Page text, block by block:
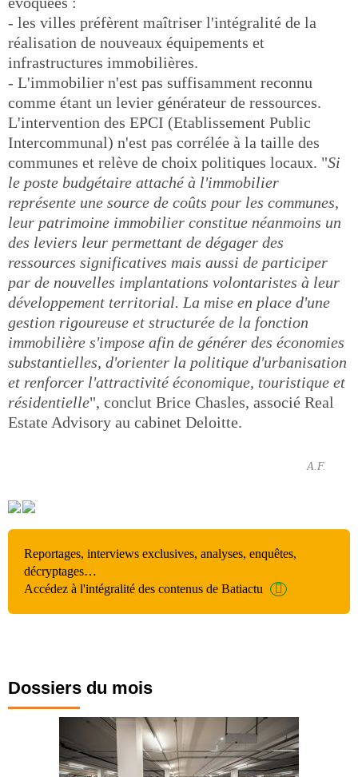
- les villes préfèrent maîtriser l'intégralité de la
réalisation de nouveaux équipements et
infrastructures immobilières.
- L'immobilier n'est pas suffisamment reconnu
comme étant un levier générateur de ressources.
L'intervention des EPCI (Etablissement Public
Intercommunal) n'est pas corrélée à la taille des
communes et relève de choix politiques locaux. "Si
le poste budgétaire attaché à l'immobilier
représente une source de coûts pour les communes,
leur patrimoine immobilier constitue néanmoins un
des leviers leur permettant de dégager des
ressources significatives mais aussi de participer
par de nouvelles implantations volontaristes à leur
développement territorial. La mise en place d'une
gestion rigoureuse et structurée de la fonction
immobilière s'impose afin de générer des économies
substantielles, d'orienter la politique d'urbanisation
et renforcer l'attractivité économique, touristique et
résidentielle", conclut Brice Chasles, associé Real
Estate Advisory au cabinet Deloitte.
A.F.
Reportages, interviews exclusives, analyses, enquêtes,
décryptages…
Accédez à l'intégralité des contenus de Batiactu
Dossiers du mois